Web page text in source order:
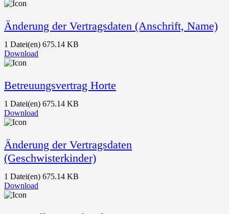
Änderung der Vertragsdaten (Anschrift, Name)
1 Datei(en) 675.14 KB
Download
Betreuungsvertrag Horte
1 Datei(en) 675.14 KB
Download
Änderung der Vertragsdaten
(Geschwisterkinder)
1 Datei(en) 675.14 KB
Download